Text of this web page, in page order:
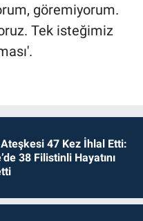
göremiyorum.
Tek isteğimiz
47 Kez İhlal Etti:
38 Filistinli Hayatını